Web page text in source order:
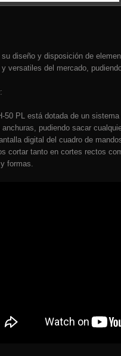
diseño y disposición de
versatiles del mercado,
50 PL está dotada de un
pudiendo sacar
digital del cuadro de
cortar tanto en cortes rectos
formas.